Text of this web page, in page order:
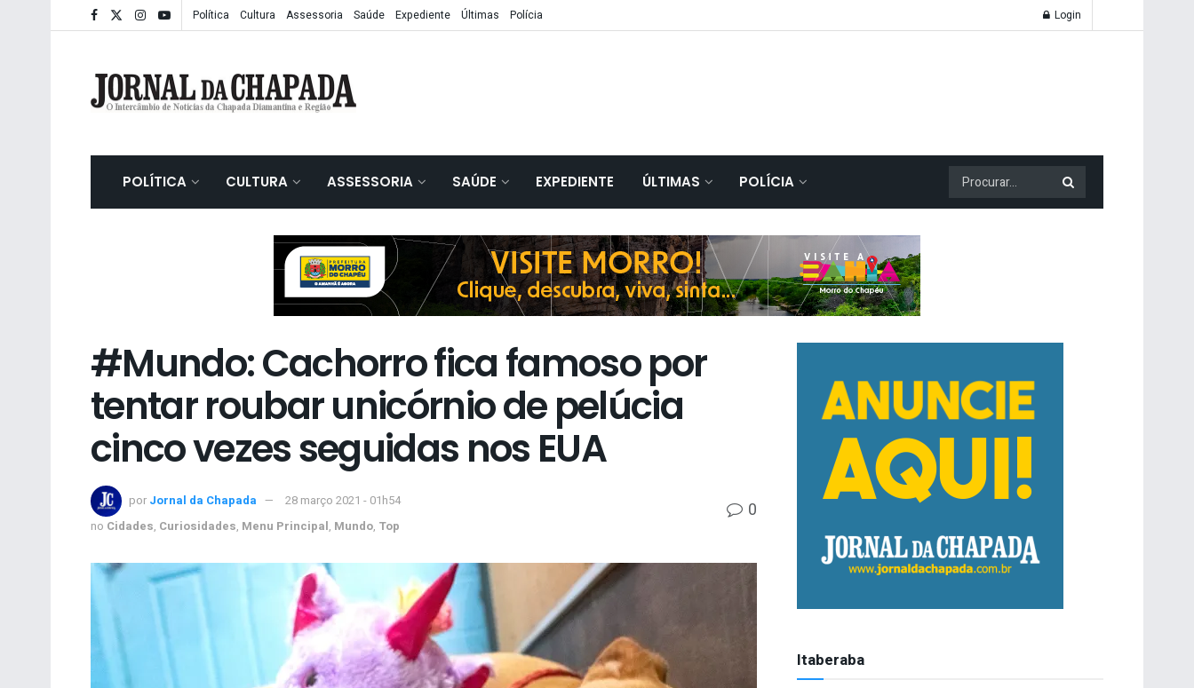
Política Cultura Assessoria Saúde Expediente Últimas Polícia Login
POLÍTICA CULTURA ASSESSORIA SAÚDE EXPEDIENTE ÚLTIMAS POLÍCIA
#Mundo: Cachorro fica famoso por
tentar roubar unicórnio de pelúcia
cinco vezes seguidas nos EUA
por Jornal da Chapada
28 março 2021 - 01h54
no Cidades, Curiosidades, Menu Principal, Mundo, Top
0
Itaberaba